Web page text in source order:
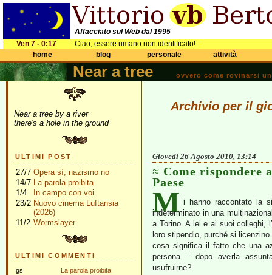
Affacciato sul Web dal 1995
Ven 7 - 0:17
Ciao, essere umano non identificato!
home
blog personale attività
Near a tree ovvero come rovinarsi
Near a tree by a river
there's a hole in the ground
ULTIMI POST
27/7 Opera sì, nazismo no
14/7 La parola proibita
1/4
In campo con voi
23/2 Nuovo cinema Luftansia
(2026)
11/2 Wormslayer
ULTIMI COMMENTI
gs
La parola proibita
Archivio per il
Giovedì 26 Agosto 2010, 13:14
Come rispondere
Paese
M i hanno raccontato la
indeterminato in una
a Torino. A lei e ai suoi colleghi,
loro stipendio, purché si
cosa significa il fatto che una
persona – dopo averla
usufruirne?